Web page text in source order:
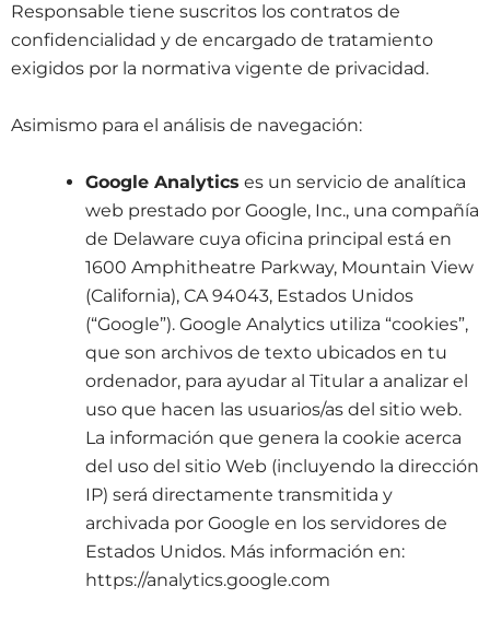
Responsable tiene suscritos los contratos de
confidencialidad y de encargado de tratamiento
exigidos por la normativa vigente de privacidad.
Asimismo para el análisis de navegación:
Google Analytics es un servicio de analítica
web prestado por Google, Inc., una compañía
de Delaware cuya oficina principal está en
1600 Amphitheatre Parkway, Mountain View
(California), CA 94043, Estados Unidos
(“Google”). Google Analytics utiliza “cookies”,
que son archivos de texto ubicados en tu
ordenador, para ayudar al Titular a analizar el
uso que hacen las usuarios/as del sitio web.
La información que genera la cookie acerca
del uso del sitio Web (incluyendo la dirección
IP) será directamente transmitida y
archivada por Google en los servidores de
Estados Unidos. Más información en:
https://analytics.google.com